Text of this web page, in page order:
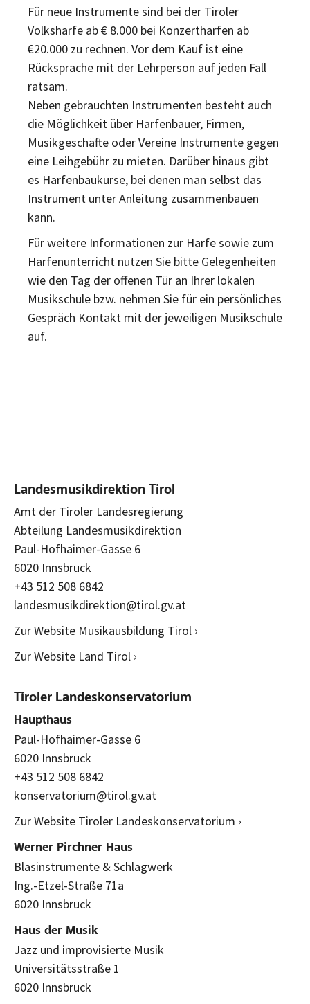
Für neue Instrumente sind bei der Tiroler
Volksharfe ab € 8.000 bei Konzertharfen ab
€20.000 zu rechnen. Vor dem Kauf ist eine
Rücksprache mit der Lehrperson auf jeden Fall
ratsam.
Neben gebrauchten Instrumenten besteht auch
die Möglichkeit über Harfenbauer, Firmen,
Musikgeschäfte oder Vereine Instrumente gegen
eine Leihgebühr zu mieten. Darüber hinaus gibt
es Harfenbaukurse, bei denen man selbst das
Instrument unter Anleitung zusammenbauen
kann.
Für weitere Informationen zur Harfe sowie zum
Harfenunterricht nutzen Sie bitte Gelegenheiten
wie den Tag der offenen Tür an Ihrer lokalen
Musikschule bzw. nehmen Sie für ein persönliches
Gespräch Kontakt mit der jeweiligen Musikschule
auf.
Landesmusikdirektion Tirol
Amt der Tiroler Landesregierung
Abteilung Landesmusikdirektion
Paul-Hofhaimer-Gasse 6
6020 Innsbruck
+43 512 508 6842
landesmusikdirektion@tirol.gv.at
Zur Website Musikausbildung Tirol ›
Zur Website Land Tirol ›
Tiroler Landeskonservatorium
Haupthaus
Paul-Hofhaimer-Gasse 6
6020 Innsbruck
+43 512 508 6842
konservatorium@tirol.gv.at
Zur Website Tiroler Landeskonservatorium ›
Werner Pirchner Haus
Blasinstrumente & Schlagwerk
Ing.-Etzel-Straße 71a
6020 Innsbruck
Haus der Musik
Jazz und improvisierte Musik
Universitätsstraße 1
6020 Innsbruck